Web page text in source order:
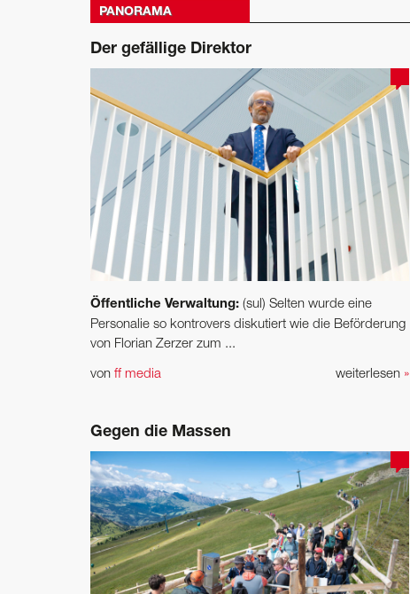
PANORAMA
Der gefällige Direktor
Öffentliche Verwaltung: (sul) Selten wurde eine
Personalie so kontrovers diskutiert wie die Beförderung
von Florian Zerzer zum ...
weiterlesen »
von ff media
Gegen die Massen